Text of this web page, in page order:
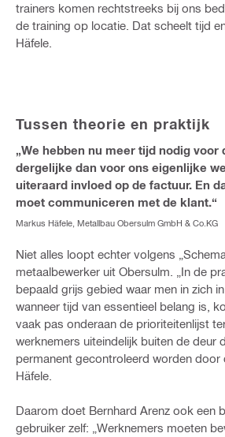
trainers komen rechtstreeks bij ons
de training op locatie. Dat scheelt tijd
Häfele.
Tussen theorie en praktijk
„We hebben nu meer tijd nodig voor
dergelijke dan voor ons eigenlijke
uiteraard invloed op de factuur. En
moet communiceren met de klant.“
Markus Häfele, Metallbau Obersulm GmbH & Co.KG
Niet alles loopt echter volgens
metaalbewerker uit Obersulm. „In de
bepaald grijs gebied waar men in zich
wanneer tijd van essentieel belang is,
vaak pas onderaan de prioriteitenlijst
werknemers uiteindelijk buiten de deur
permanent gecontroleerd worden door
Häfele.
Daarom doet Bernhard Arenz ook een
gebruiker zelf: „Werknemers moeten